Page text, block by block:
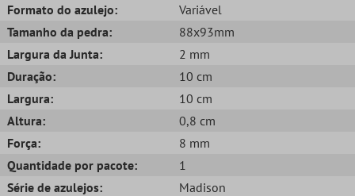
Formato do azulejo:
Variável
Tamanho da pedra:
88x93mm
Largura da Junta:
2 mm
Duração:
10 cm
Largura:
10 cm
Altura:
0,8 cm
Força:
8 mm
Quantidade por pacote:
1
Série de azulejos:
Madison